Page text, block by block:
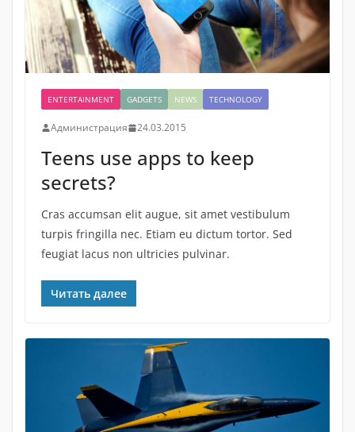
ENTERTAINMENT GADGETS NEWS TECHNOLOGY
Администрация 24.03.2015
Teens use apps to keep
secrets?
Cras accumsan elit augue, sit amet vestibulum
turpis fringilla nec. Etiam eu dictum tortor. Sed
feugiat lacus non ultricies pulvinar.
Читать далее